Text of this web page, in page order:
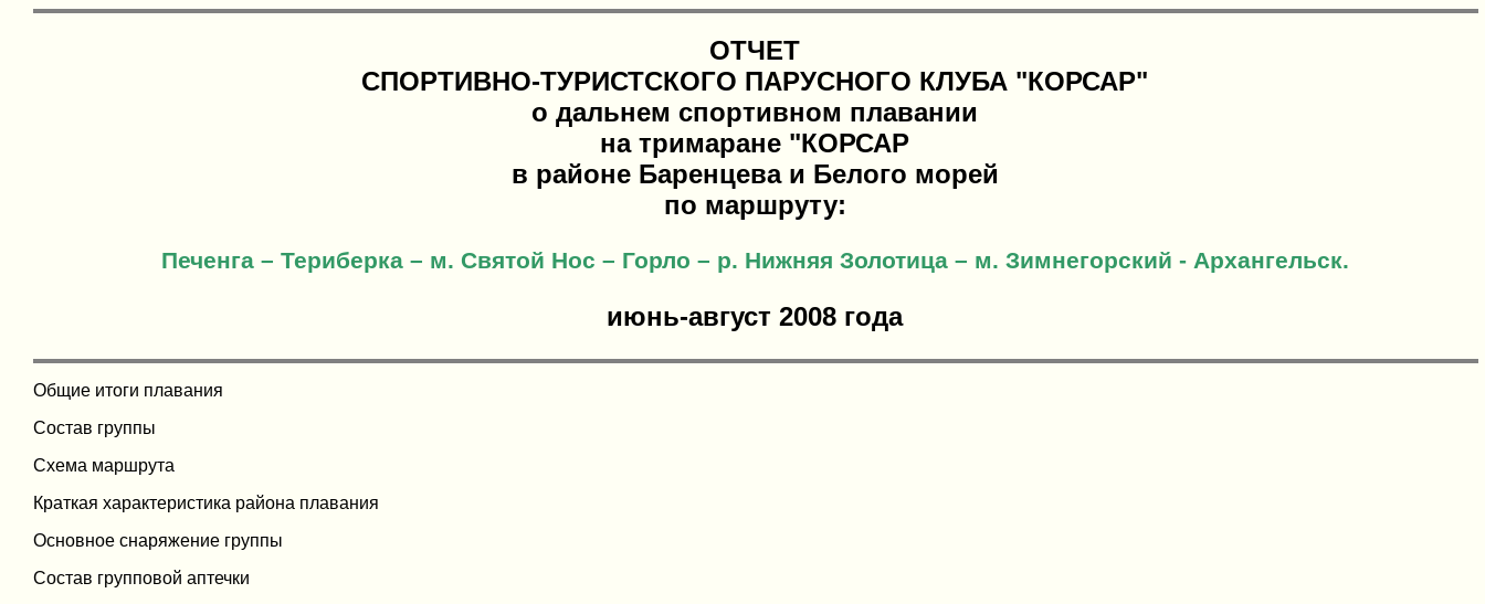
ОТЧЕТ
СПОРТИВНО-ТУРИСТСКОГО ПАРУСНОГО КЛУБА "КОРСАР"
о дальнем спортивном плавании
на тримаране "КОРСАР
в районе Баренцева и Белого морей
по маршруту:
Печенга – Териберка – м. Святой Нос – Горло – р. Нижняя Золотица – м. Зимнегорский - Архангельск.
июнь-август 2008 года
Общие итоги плавания
Состав группы
Схема маршрута
Краткая характеристика района плавания
Основное снаряжение группы
Состав групповой аптечки